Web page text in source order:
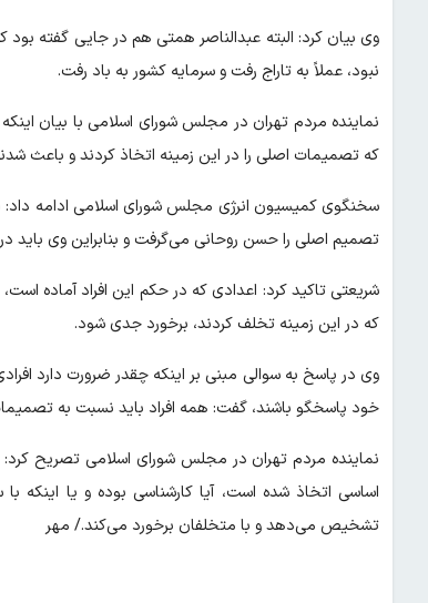
نبود، عملاً به تاراج رفت و سرمایه کشور به باد رفت.
نماینده مردم تهران در مجلس شورای اسلامی با بیان
که تصمیمات اصلی را در این زمینه اتخاذ کردند و باعث
سخنگوی کمیسیون انرژی مجلس شورای اسلامی ادامه داد:
تصمیم اصلی را حسن روحانی می‌گرفت و بنابراین وی
شریعتی تاکید کرد: اعدادی که در حکم این افراد آماده
که در این زمینه تخلف کردند، برخورد جدی شود.
خود پاسخگو باشند، گفت: همه افراد باید نسبت به
اساسی اتخاذ شده است، آیا کارشناسی بوده و یا اینکه
تشخیص می‌دهد و با متخلفان برخورد می‌کند./ مهر